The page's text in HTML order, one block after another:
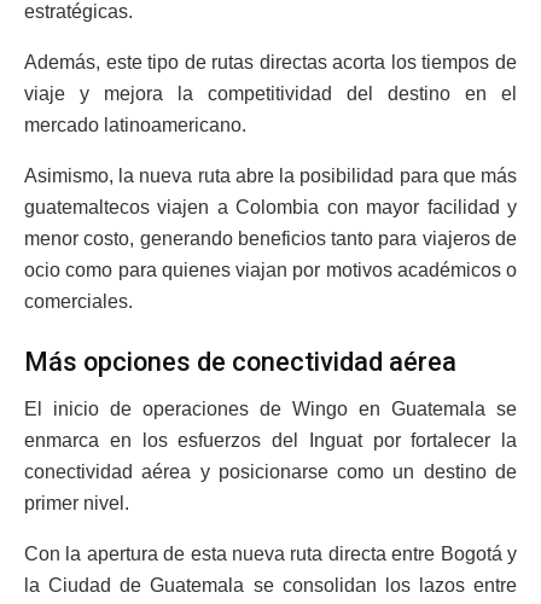
estratégicas.
Además, este tipo de rutas directas acorta los tiempos de
viaje y mejora la competitividad del destino en el
mercado latinoamericano.
Asimismo, la nueva ruta abre la posibilidad para que más
guatemaltecos viajen a Colombia con mayor facilidad y
menor costo, generando beneficios tanto para viajeros de
ocio como para quienes viajan por motivos académicos o
comerciales.
Más opciones de conectividad aérea
El inicio de operaciones de Wingo en Guatemala se
enmarca en los esfuerzos del Inguat por fortalecer la
conectividad aérea y posicionarse como un destino de
primer nivel.
Con la apertura de esta nueva ruta directa entre Bogotá y
la Ciudad de Guatemala se consolidan los lazos entre